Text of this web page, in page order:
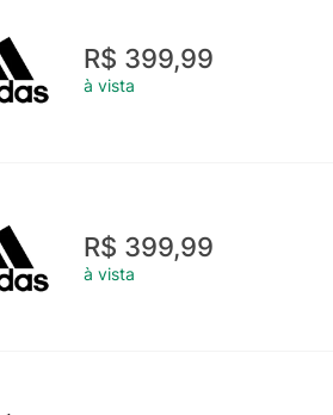
R$ 399,99
à vista
R$ 399,99
à vista